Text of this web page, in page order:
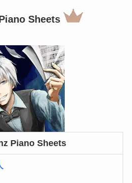
Sheets
Piano Sheets